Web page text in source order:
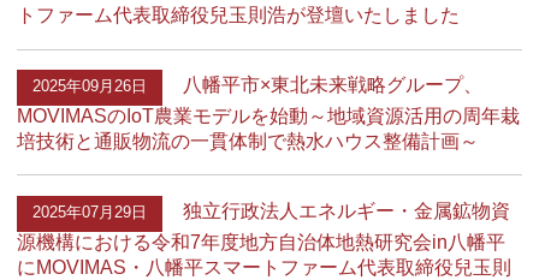
トファーム代表取締役兒玉則浩が登壇いたしました
2025年09月26日
八幡平市×東北未来戦略グループ、
MOVIMASのIoT農業モデルを始動～地域資源活用の周年栽
培技術と通販物流の一貫体制で熱水ハウス整備計画～
2025年07月29日
独立行政法人エネルギー・金属鉱物資
源機構における令和7年度地方自治体地熱研究会in八幡平
にMOVIMAS・八幡平スマートファーム代表取締役兒玉則